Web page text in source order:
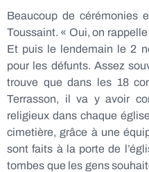
Beaucoup de cérémonies
Toussaint. « Oui, on
Et puis le lendemain le 2
pour les défunts. Assez
trouve que dans les 18
Terrasson, il va y avoir
religieux dans chaque
cimetière, grâce à une
sont faits à la porte de
tombes que les gens